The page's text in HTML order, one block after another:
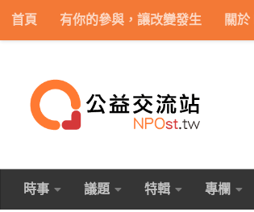
Skip to content
首頁 有你的參與，讓改變發生 關
時事 議題 特輯 專欄